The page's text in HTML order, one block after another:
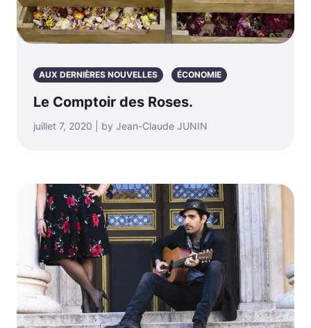
AUX DERNIÈRES NOUVELLES ÉCONOMIE
Le Comptoir des Roses.
juillet 7, 2020 | by Jean-Claude JUNIN